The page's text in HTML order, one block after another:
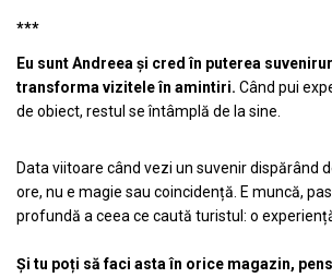
***
Eu sunt Andreea și cred în puterea
transforma vizitele în amintiri. Când pui
de obiect, restul se întâmplă de la sine.
Data viitoare când vezi un suvenir dispărând
ore, nu e magie sau coincidență. E muncă,
profundă a ceea ce caută turistul: o
Și tu poți să faci asta în orice magazin,